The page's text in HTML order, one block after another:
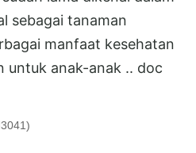
sebagai tanaman
manfaat kesehatan
untuk anak-anak .. doc